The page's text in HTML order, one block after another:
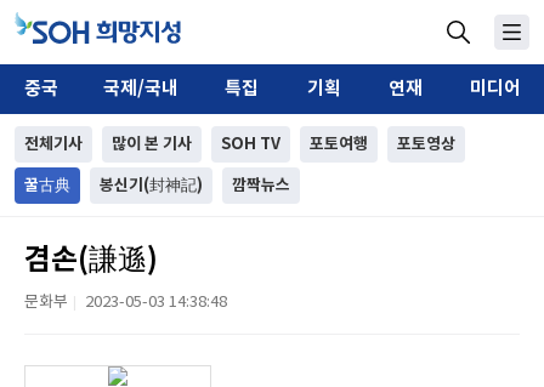
중국 국제/국내 특집 기획 연재 미디어
전체기사 많이 본 기사 SOH TV 포토여행 포토영상
꿀古典 봉신기(封神記) 깜짝뉴스
겸손(謙遜)
문화부 2023-05-03 14:38:48